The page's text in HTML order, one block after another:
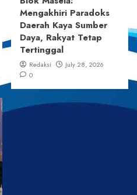
Mengakhiri Paradoks
Daerah Kaya Sumber
Daya, Rakyat Tetap
Tertinggal
Redaksi
July 28, 2026
0